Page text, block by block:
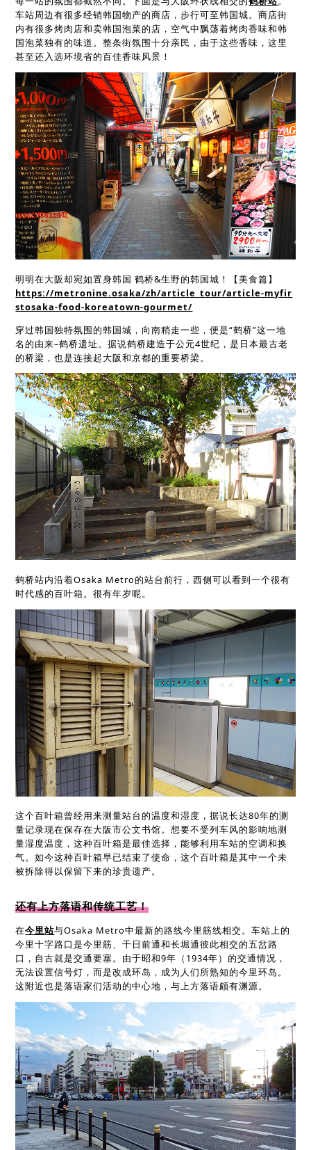
车站周边有很多经销韩国物产的商店，步行可至韩国城。商店街
内有很多烤肉店和卖韩国泡菜的店，空气中飘荡着烤肉香味和韩
国泡菜独有的味道。整条街氛围十分亲民，由于这些香味，这里
甚至还入选环境省的百佳香味风景！
明明在大阪却宛如置身韩国 鹤桥&生野的韩国城！【美食篇】
https://metronine.osaka/zh/article_tour/article-myfir
stosaka-food-koreatown-gourmet/
穿过韩国独特氛围的韩国城，向南稍走一些，便是“鹤桥”这一地
名的由来–鹤桥遗址。据说鹤桥建造于公元4世纪，是日本最古老
的桥梁，也是连接起大阪和京都的重要桥梁。
鹤桥站内沿着Osaka Metro的站台前行，西侧可以看到一个很有
时代感的百叶箱。很有年岁呢。
这个百叶箱曾经用来测量站台的温度和湿度，据说长达80年的测
量记录现在保存在大阪市公文书馆。想要不受列车风的影响地测
量湿度温度，这种百叶箱是最佳选择，能够利用车站的空调和换
气。如今这种百叶箱早已结束了使命，这个百叶箱是其中一个未
被拆除得以保留下来的珍贵遗产。
还有上方落语和传统工艺！
在今里站与Osaka Metro中最新的路线今里筋线相交。车站上的
今里十字路口是今里筋、千日前通和长堀通彼此相交的五岔路
口，自古就是交通要塞。由于昭和9年（1934年）的交通情况，
无法设置信号灯，而是改成环岛，成为人们所熟知的今里环岛。
这附近也是落语家们活动的中心地，与上方落语颇有渊源。